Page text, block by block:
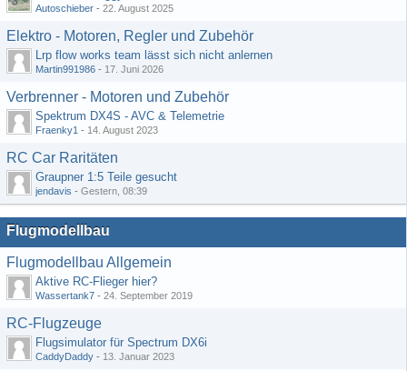
Autoschieber - 22. August 2025
Elektro - Motoren, Regler und Zubehör
Lrp flow works team lässt sich nicht anlernen
Martin991986 - 17. Juni 2026
Verbrenner - Motoren und Zubehör
Spektrum DX4S - AVC & Telemetrie
Fraenky1 - 14. August 2023
RC Car Raritäten
Graupner 1:5 Teile gesucht
jendavis - Gestern, 08:39
Flugmodellbau
Flugmodellbau Allgemein
Aktive RC-Flieger hier?
Wassertank7 - 24. September 2019
RC-Flugzeuge
Flugsimulator für Spectrum DX6i
CaddyDaddy - 13. Januar 2023